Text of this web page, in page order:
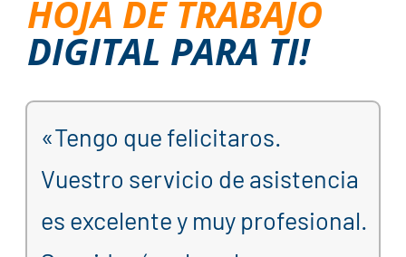
«Tengo que felicitaros.
Vuestro servicio de asistencia
es excelente y muy profesional.
HOJA DE TRABAJO
DIGITAL PARA TI!